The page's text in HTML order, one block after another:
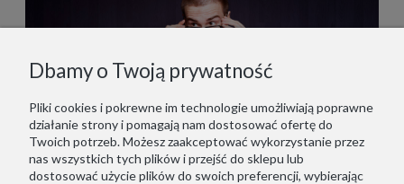
Dbamy o Twoją prywatność
Pliki cookies i pokrewne im technologie umożliwiają poprawne
działanie strony i pomagają nam dostosować ofertę do
Twoich potrzeb. Możesz zaakceptować wykorzystanie przez
nas wszystkich tych plików i przejść do sklepu lub
dostosować użycie plików do swoich preferencji, wybierając